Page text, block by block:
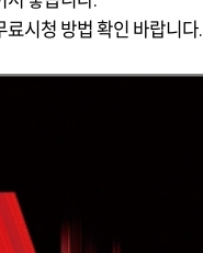
시청 방법 확인 바랍니다.